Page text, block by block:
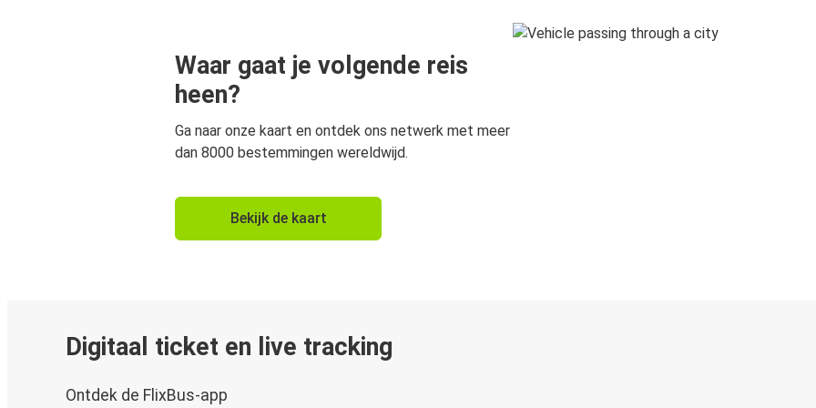
Waar gaat je volgende reis
heen?
Ga naar onze kaart en ontdek ons netwerk met meer
dan 8000 bestemmingen wereldwijd.
Bekijk de kaart
Digitaal ticket en live tracking
Ontdek de FlixBus-app